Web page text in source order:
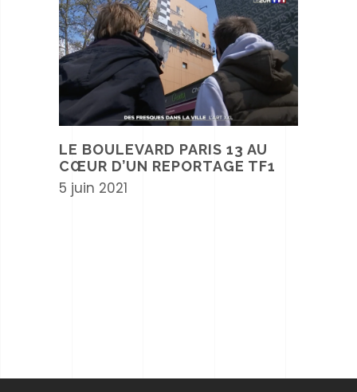
LE BOULEVARD PARIS 13 AU
CŒUR D’UN REPORTAGE TF1
5 juin 2021